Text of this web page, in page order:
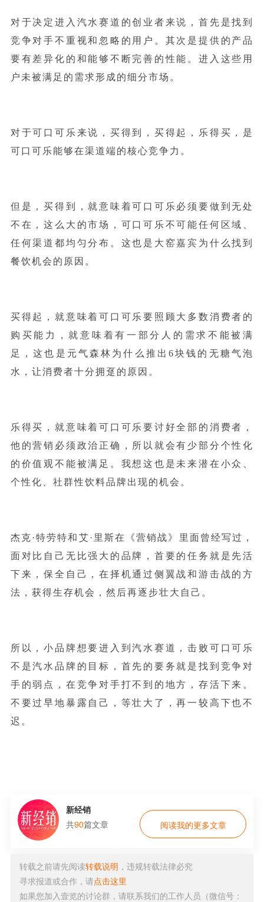
对于决定进入汽水赛道的创业者来说，首先是找到
竞争对手不重视和忽略的用户。其次是提供的产品
要有差异化的和能够不断完善的性能。进入这些用
户未被满足的需求形成的细分市场。
对于可口可乐来说，买得到，买得起，乐得买，是
可口可乐能够在渠道端的核心竞争力。
但是，买得到，就意味着可口可乐必须要做到无处
不在，这么大的市场，可口可乐不可能任何区域、
任何渠道都均匀分布。这也是大窑嘉宾为什么找到
餐饮机会的原因。
买得起，就意味着可口可乐要照顾大多数消费者的
购买能力，就意味着有一部分人的需求不能被满
足，这也是元气森林为什么推出6块钱的无糖气泡
水，让消费者十分拥趸的原因。
乐得买，就意味着可口可乐要讨好全部的消费者，
他的营销必须政治正确，所以就会有少部分个性化
的价值观不能被满足。我想这也是未来潜在小众、
个性化、社群性饮料品牌出现的机会。
杰克·特劳特和艾·里斯在《营销战》里面曾经写过，
面对比自己无比强大的品牌，首要的任务就是先活
下来，保全自己，在择机通过侧翼战和游击战的方
法，获得生存机会，然后再逐步壮大自己。
所以，小品牌想要进入到汽水赛道，击败可口可乐
不是汽水品牌的目标，首先的要务就是找到竞争对
手的弱点，在竞争对手打不到的地方，存活下来。
不要过早地暴露自己，等壮大了，再一较高下也不
迟。
新经销
共90篇文章 阅读我的更多文章
转载之前请先阅读转载说明 ，违规转载法律必究
寻求报道或合作，请点击这里
如果您加入壹览的讨论群，请联系我们的工作人员（微信号：